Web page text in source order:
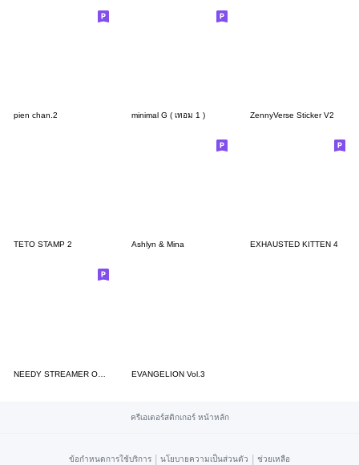
pien chan.2 minimal G ( เทอม 1 ) ZennyVerse Sticker V2
TETO STAMP 2 Ashlyn & Mina EXHAUSTED KITTEN 4
EVANGELION Vol.3
ครีเอเตอร์สติกเกอร์ หน้าหลัก
ข้อกำหนดการใช้บริการ | นโยบายความเป็นส่วนตัว | ช่วยเหลือ